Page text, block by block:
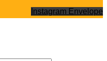
Instagram Envelope